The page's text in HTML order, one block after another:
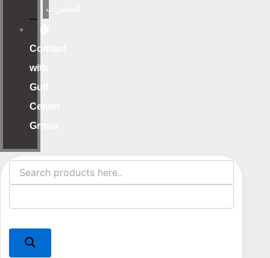
الحشرات
Contact
with
Gulf
Center
Group